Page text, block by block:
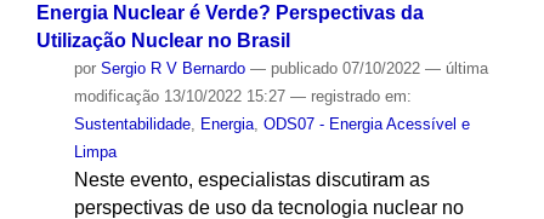
Energia Nuclear é Verde? Perspectivas da
Utilização Nuclear no Brasil
por Sergio R V Bernardo — publicado07/10/2022 — última
modificação13/10/2022 15:27 — registrado em:
Sustentabilidade, Energia, ODS07 - Energia Acessível e
Limpa
Neste evento, especialistas discutiram as
perspectivas de uso da tecnologia nuclear no